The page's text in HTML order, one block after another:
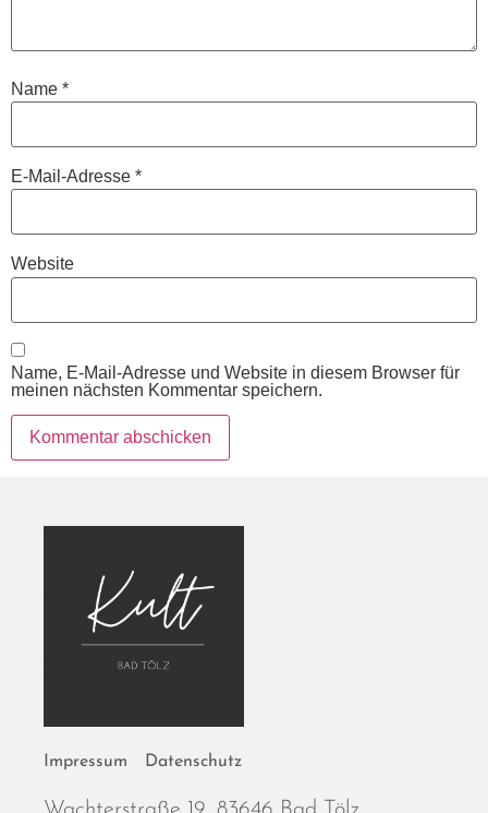
Name *
E-Mail-Adresse *
Website
Name, E-Mail-Adresse und Website in diesem Browser für
meinen nächsten Kommentar speichern.
Impressum Datenschutz